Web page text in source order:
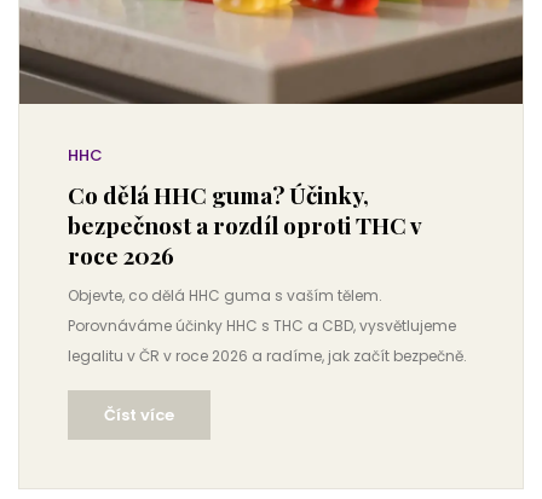
HHC
Co dělá HHC guma? Účinky,
bezpečnost a rozdíl oproti THC v
roce 2026
Objevte, co dělá HHC guma s vaším tělem.
Porovnáváme účinky HHC s THC a CBD, vysvětlujeme
legalitu v ČR v roce 2026 a radíme, jak začít bezpečně.
Číst více